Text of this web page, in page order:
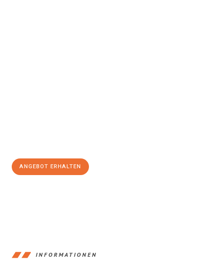
ANGEBOT ERHALTEN
INFORMATIONEN